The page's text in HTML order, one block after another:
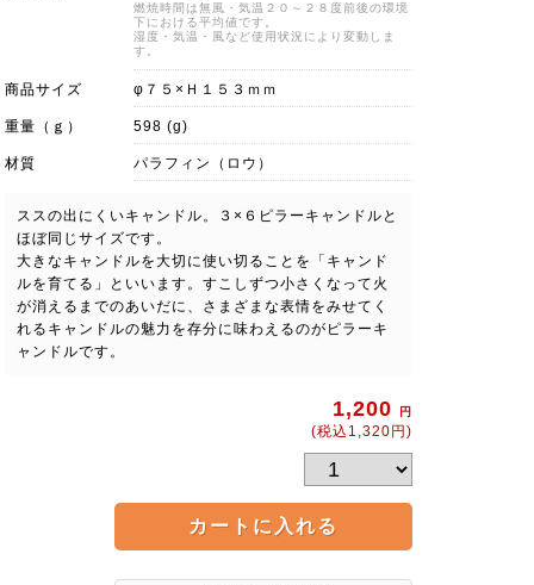
燃焼時間は無風・気温２０～２８度前後の環境
下における平均値です。
湿度・気温・風など使用状況により変動しま
す。
商品サイズ φ７５×Ｈ１５３ｍｍ
重量（ｇ） 598 (g)
材質 パラフィン（ロウ）
ススの出にくいキャンドル。３×６ピラーキャンドルと
ほぼ同じサイズです。
大きなキャンドルを大切に使い切ることを「キャンド
ルを育てる」といいます。すこしずつ小さくなって火
が消えるまでのあいだに、さまざまな表情をみせてく
れるキャンドルの魅力を存分に味わえるのがピラーキ
ャンドルです。
1,200 円
(税込1,320円)